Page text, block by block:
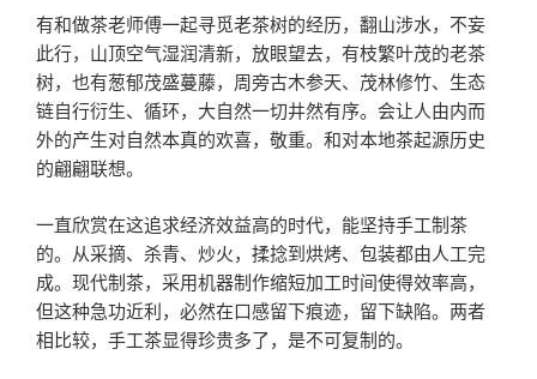
有和做茶老师傅一起寻觅老茶树的经历，翻山涉水，不妄
此行，山顶空气湿润清新，放眼望去，有枝繁叶茂的老茶
树，也有葱郁茂盛蔓藤，周旁古木参天、茂林修竹、生态
链自行衍生、循环，大自然一切井然有序。会让人由内而
外的产生对自然本真的欢喜，敬重。和对本地茶起源历史
的翩翩联想。
一直欣赏在这追求经济效益高的时代，能坚持手工制茶
的。从采摘、杀青、炒火，揉捻到烘烤、包装都由人工完
成。现代制茶，采用机器制作缩短加工时间使得效率高，
但这种急功近利，必然在口感留下痕迹，留下缺陷。两者
相比较，手工茶显得珍贵多了，是不可复制的。